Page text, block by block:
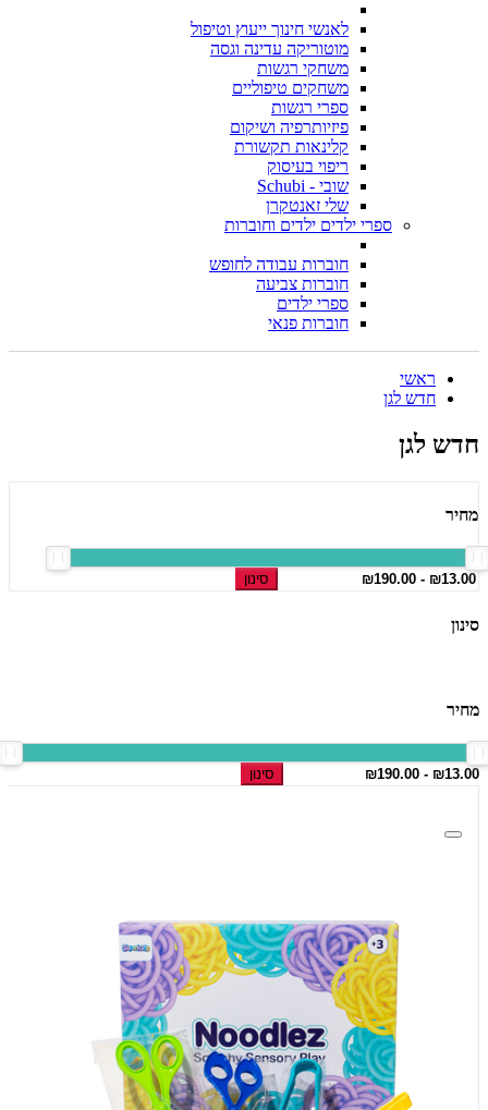
לאנשי חינוך ייעוץ וטיפול
מוטוריקה עדינה וגסה
משחקי רגשות
משחקים טיפוליים
ספרי רגשות
פיזיותרפיה ושיקום
קלינאות תקשורת
ריפוי בעיסוק
שובי - Schubi
שלי זאנטקרן
ספרי ילדים ילדים וחוברות
חוברות עבודה לחופש
חוברות צביעה
ספרי ילדים
חוברות פנאי
ראשי
חדש לגן
חדש לגן
מחיר
סינון
סינון
מחיר
סינון